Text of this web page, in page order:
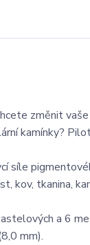
změnit
kamínky?
síle
kov, tkanina,
a 6
mm).